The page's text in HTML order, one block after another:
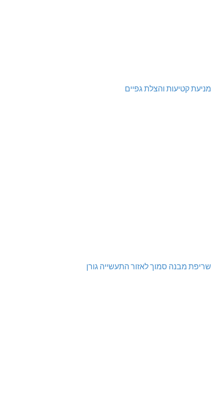
מניעת קטיעות והצלת גפיים
שריפת מבנה סמוך לאזור התעשייה גורן